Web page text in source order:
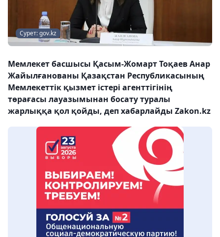
Сурет: gov.kz
Мемлекет басшысы Қасым-Жомарт Тоқаев Анар
Жайылғанованы Қазақстан Республикасының
Мемлекеттік қызмет істері агенттігінің
төрағасы лауазымынан босату туралы
жарлыққа қол қойды, деп хабарлайды Zakon.kz